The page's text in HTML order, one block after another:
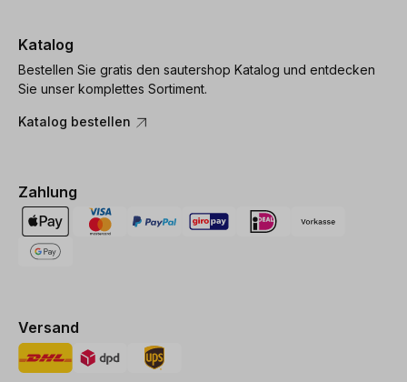
Katalog
Bestellen Sie gratis den sautershop Katalog und entdecken
Sie unser komplettes Sortiment.
Katalog bestellen
Zahlung
Versand